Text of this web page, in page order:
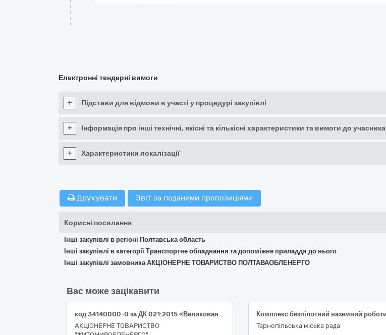
Електронні тендерні вимоги
+ Підстави для відмови в участі у процедурі закупівлі
+ Інформація про інші технічні, якісні та кількісні характеристики та вимоги до учасника
+ Характеристики локалізації
Друкувати Звіт за поданими пропозиціями
Корисні посилання
Інші закупівлі в регіоні Полтавська область
Інші закупівлі в категорії Транспортне обладнання та допоміжне приладдя до нього
Інші закупівлі замовника АКЦІОНЕРНЕ ТОВАРИСТВО ПОЛТАВАОБЛЕНЕРГО
Вас може зацікавити
код 34140000-0 за ДК 021:2015 «Великовантажні мототранспортні засоби» (автопідіймач Dasan DS300 на шасі Iveco EuroCargo ML110 4x4 (3 місця))
АКЦІОНЕРНЕ ТОВАРИСТВО
Тернопільська міська рада